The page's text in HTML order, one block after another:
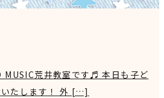
MUSIC荒井教室です♬ 本日も子ど
いたします！ 外 […]